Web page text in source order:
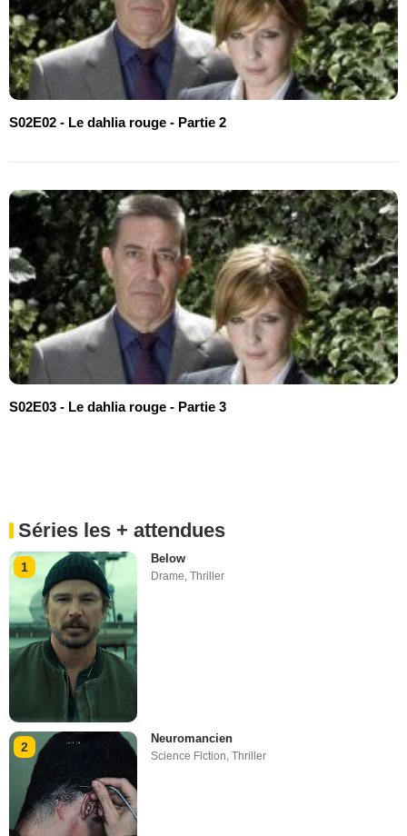
S02E02 - Le dahlia rouge - Partie 2
S02E03 - Le dahlia rouge - Partie 3
Séries les + attendues
1
Below
Drame ,Thriller
2
Neuromancien
Science Fiction,Thriller